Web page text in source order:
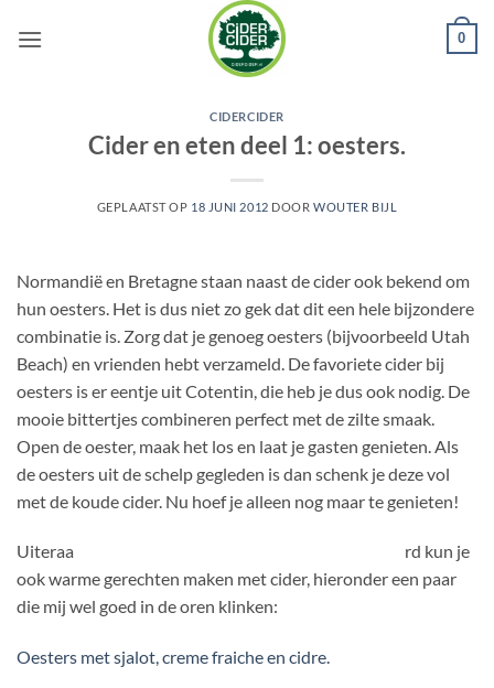
naar
0
CIDERCIDER
Cider en eten deel 1: oesters.
GEPLAATST OP 18 JUNI 2012 DOORWOUTER BIJL
Normandië en Bretagne staan naast de cider ook bekend om
hun oesters. Het is dus niet zo gek dat dit een hele bijzondere
combinatie is. Zorg dat je genoeg oesters (bijvoorbeeld Utah
Beach) en vrienden hebt verzameld. De favoriete cider bij
oesters is er eentje uit Cotentin, die heb je dus ook nodig. De
mooie bittertjes combineren perfect met de zilte smaak.
Open de oester, maak het los en laat je gasten genieten. Als
de oesters uit de schelp gegleden is dan schenk je deze vol
met de koude cider. Nu hoef je alleen nog maar te genieten!
Uiteraa
rd kun je
ook warme gerechten maken met cider, hieronder een paar
die mij wel goed in de oren klinken:
Oesters met sjalot, creme fraiche en cidre.